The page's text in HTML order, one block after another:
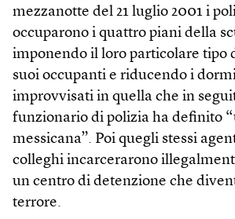
mezzanotte del 21 luglio 2001 i
occuparono i quattro piani della
imponendo il loro particolare tipo
suoi occupanti e riducendo i
improvvisati in quella che in
funzionario di polizia ha definito
messicana”. Poi quegli stessi
colleghi incarcerarono
un centro di detenzione che
terrore.